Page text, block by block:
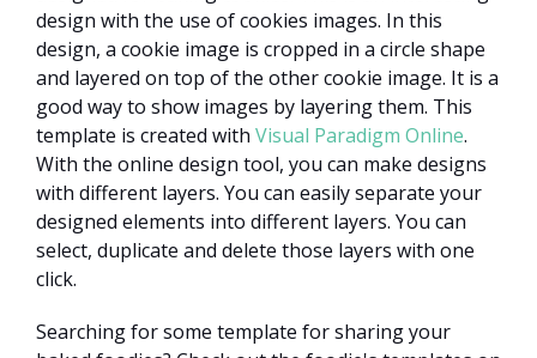
design with the use of cookies images. In this
design, a cookie image is cropped in a circle shape
and layered on top of the other cookie image. It is a
good way to show images by layering them. This
template is created with Visual Paradigm Online.
With the online design tool, you can make designs
with different layers. You can easily separate your
designed elements into different layers. You can
select, duplicate and delete those layers with one
click.
Searching for some template for sharing your